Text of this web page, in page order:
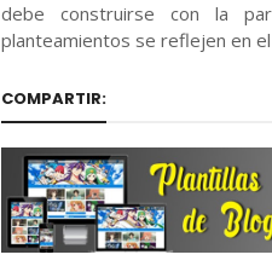
debe construirse con la
planteamientos se reflejen en
COMPARTIR: